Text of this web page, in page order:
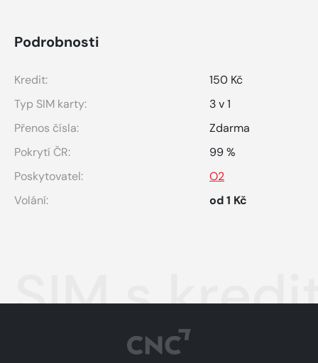
Podrobnosti
Kredit:
150 Kč
Typ SIM karty:
3 v 1
Přenos čísla:
Zdarma
Pokrytí ČR:
99 %
Poskytovatel:
O2
Volání:
od 1 Kč
SIM s